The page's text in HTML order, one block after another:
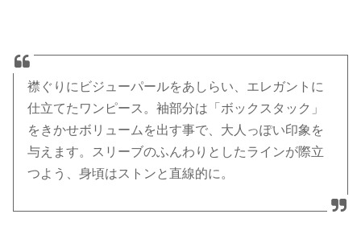
襟ぐりにビジューパールをあしらい、エレガントに
仕立てたワンピース。袖部分は「ボックスタック」
をきかせボリュームを出す事で、大人っぽい印象を
与えます。スリーブのふんわりとしたラインが際立
つよう、身頃はストンと直線的に。